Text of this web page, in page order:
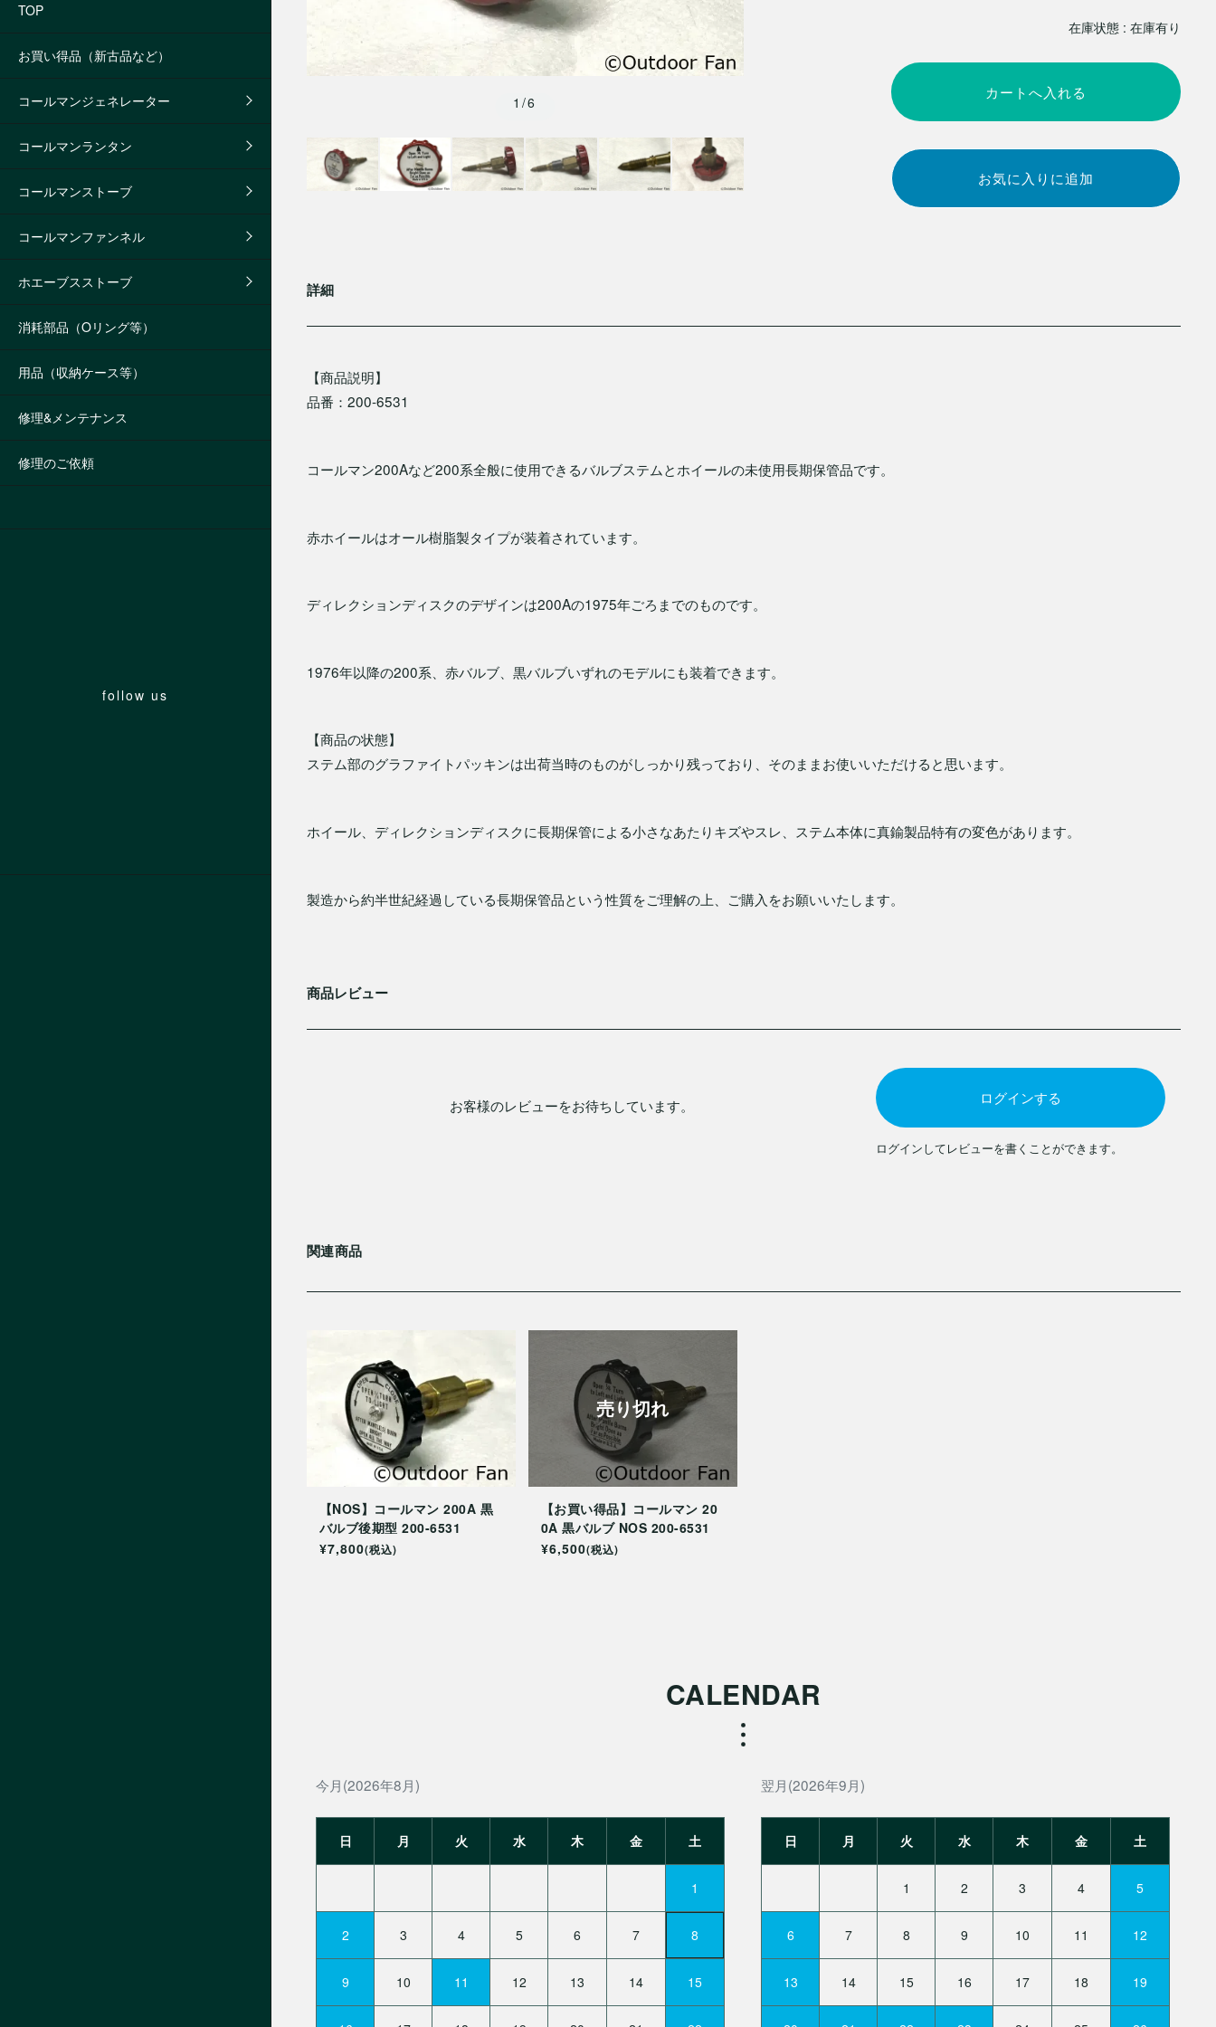
TOP
お買い得品（新古品など）
コールマンジェネレーター
コールマンランタン
コールマンストーブ
コールマンファンネル
ホエーブスストーブ
消耗部品（Oリング等）
用品（収納ケース等）
修理&メンテナンス
修理のご依頼
follow us
1/6
在庫状態 : 在庫有り
詳細
【商品説明】
品番：200-6531
コールマン200Aなど200系全般に使用できるバルブステムとホイールの未使用長期保管品です。
赤ホイールはオール樹脂製タイプが装着されています。
ディレクションディスクのデザインは200Aの1975年ごろまでのものです。
1976年以降の200系、赤バルブ、黒バルブいずれのモデルにも装着できます。
【商品の状態】
ステム部のグラファイトパッキンは出荷当時のものがしっかり残っており、そのままお使いいただけると思います。
ホイール、ディレクションディスクに長期保管による小さなあたりキズやスレ、ステム本体に真鍮製品特有の変色があります。
製造から約半世紀経過している長期保管品という性質をご理解の上、ご購入をお願いいたします。
商品レビュー
お客様のレビューをお待ちしています。 ログインする
ログインしてレビューを書くことができます。
関連商品
【NOS】コールマン 200A 黒
バルブ後期型 200-6531
¥7,800(税込)
売り切れ
【お買い得品】コールマン 20
0A 黒バルブ NOS 200-6531
¥6,500(税込)
CALENDAR
今月(2026年8月)
日 月 火 水 木 金 土
1
2 3 4 5 6 7 8
9 10 11 12 13 14 15
翌月(2026年9月)
日 月 火 水 木 金 土
1 2 3 4 5
6 7 8 9 10 11 12
13 14 15 16 17 18 19